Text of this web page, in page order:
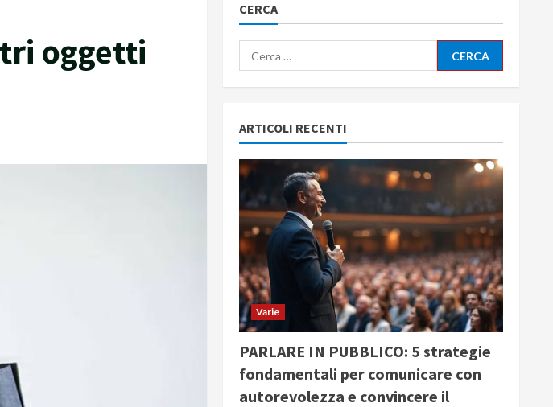
oggetti
CERCA
Ricerca
per:
ARTICOLI RECENTI
Varie
PARLARE IN PUBBLICO: 5 strategie
fondamentali per comunicare con
autorevolezza e convincere il